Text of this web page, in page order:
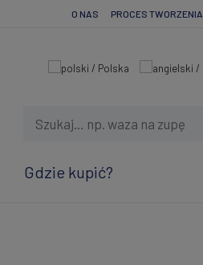
O NAS PROCES TWORZENIA
Gdzie kupić?